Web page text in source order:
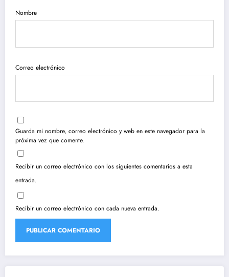
Nombre
Correo electrónico
Guarda mi nombre, correo electrónico y web en este navegador para la
próxima vez que comente.
Recibir un correo electrónico con los siguientes comentarios a esta
entrada.
Recibir un correo electrónico con cada nueva entrada.